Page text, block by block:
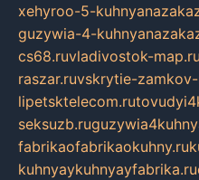
xehyroo-5-
guzywia-4-
cs68.ruvladivostok-map.ru
raszar.ruvskrytie-zamkov-
lipetsktelecom.ru
seksuzb.ru
fabrikaofabrikaokuhny.ru
kuhnyaykuhnyayfabrika.ru